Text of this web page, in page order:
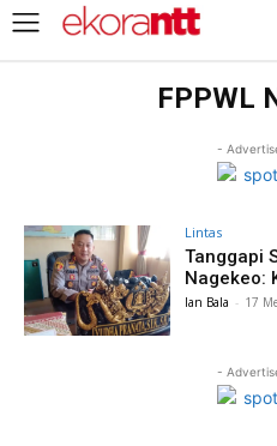
FPPWL
-
Lintas
Tanggapi
Nagekeo:
Ian Bala - 17
-